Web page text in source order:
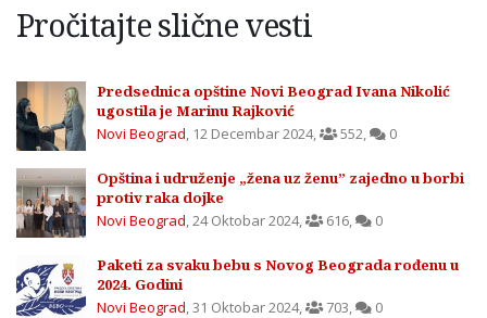
Pročitajte slične vesti
Predsednica opštine Novi Beograd Ivana Nikolić
ugostila je Marinu Rajković
Novi Beograd, 12 Decembar 2024, 552, 0
Opština i udruženje „žena uz ženu” zajedno u borbi
protiv raka dojke
Novi Beograd,24 Oktobar 2024, 616, 0
Paketi za svaku bebu s Novog Beograda rođenu u
2024. Godini
Novi Beograd,31 Oktobar 2024, 703, 0